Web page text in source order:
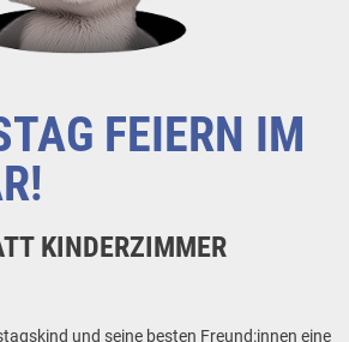
FEIERN IM
KINDERZIMMER
und seine besten Freund:innen eine